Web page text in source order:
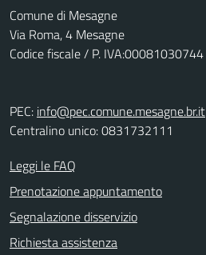
Comune di Mesagne
Via Roma, 4 Mesagne
Codice fiscale / P. IVA:00081030744
PEC: info@pec.comune.mesagne.br.it
Centralino unico: 0831732111
Leggi le FAQ
Prenotazione appuntamento
Segnalazione disservizio
Richiesta assistenza